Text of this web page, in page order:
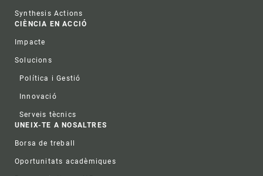
Synthesis Actions
CIÈNCIA EN ACCIÓ
Impacte
Solucions
Política i Gestió
Innovació
Serveis tècnics
UNEIX-TE A NOSALTRES
Borsa de treball
Oportunitats acadèmiques